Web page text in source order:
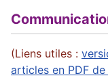
(Liens utiles :
articles en PDF